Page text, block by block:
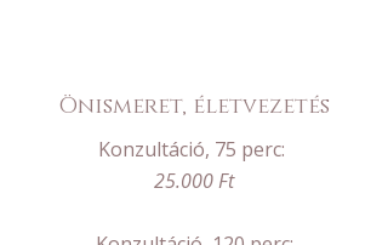
Önismeret, életvezetés
Konzultáció, 75 perc:
25.000 Ft